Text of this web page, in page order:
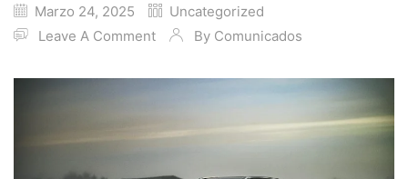
Marzo 24, 2025
Uncategorized
Leave A Comment
By Comunicados